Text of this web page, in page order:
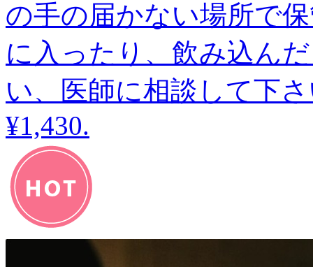
の手の届かない場所で
に入ったり、飲み込ん
い、医師に相談して下
¥1,430.